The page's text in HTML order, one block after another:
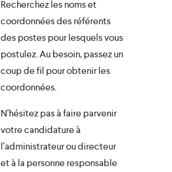
Recherchez les noms et
coordonnées des référents
des postes pour lesquels vous
postulez. Au besoin, passez un
coup de fil pour obtenir les
coordonnées.
N’hésitez pas à faire parvenir
votre candidature à
l’administrateur ou directeur
et à la personne responsable